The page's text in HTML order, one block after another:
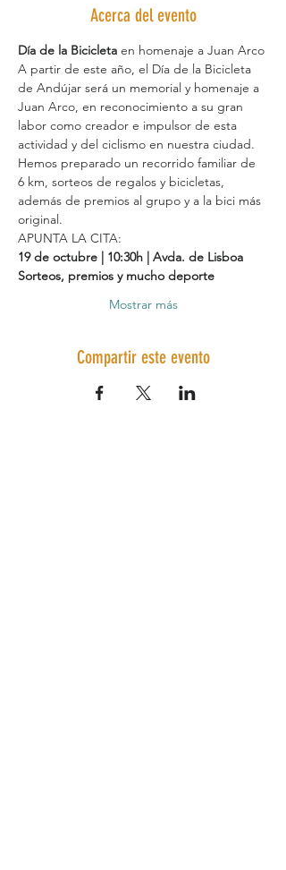
Acerca del evento
Día de la Bicicleta en homenaje a Juan Arco
A partir de este año, el Día de la Bicicleta
de Andújar será un memorial y homenaje a
Juan Arco, en reconocimiento a su gran
labor como creador e impulsor de esta
actividad y del ciclismo en nuestra ciudad.
Hemos preparado un recorrido familiar de
6 km, sorteos de regalos y bicicletas,
además de premios al grupo y a la bici más
original.
APUNTA LA CITA:
19 de octubre | 10:30h | Avda. de Lisboa
Sorteos, premios y mucho deporte
Mostrar más
Compartir este evento